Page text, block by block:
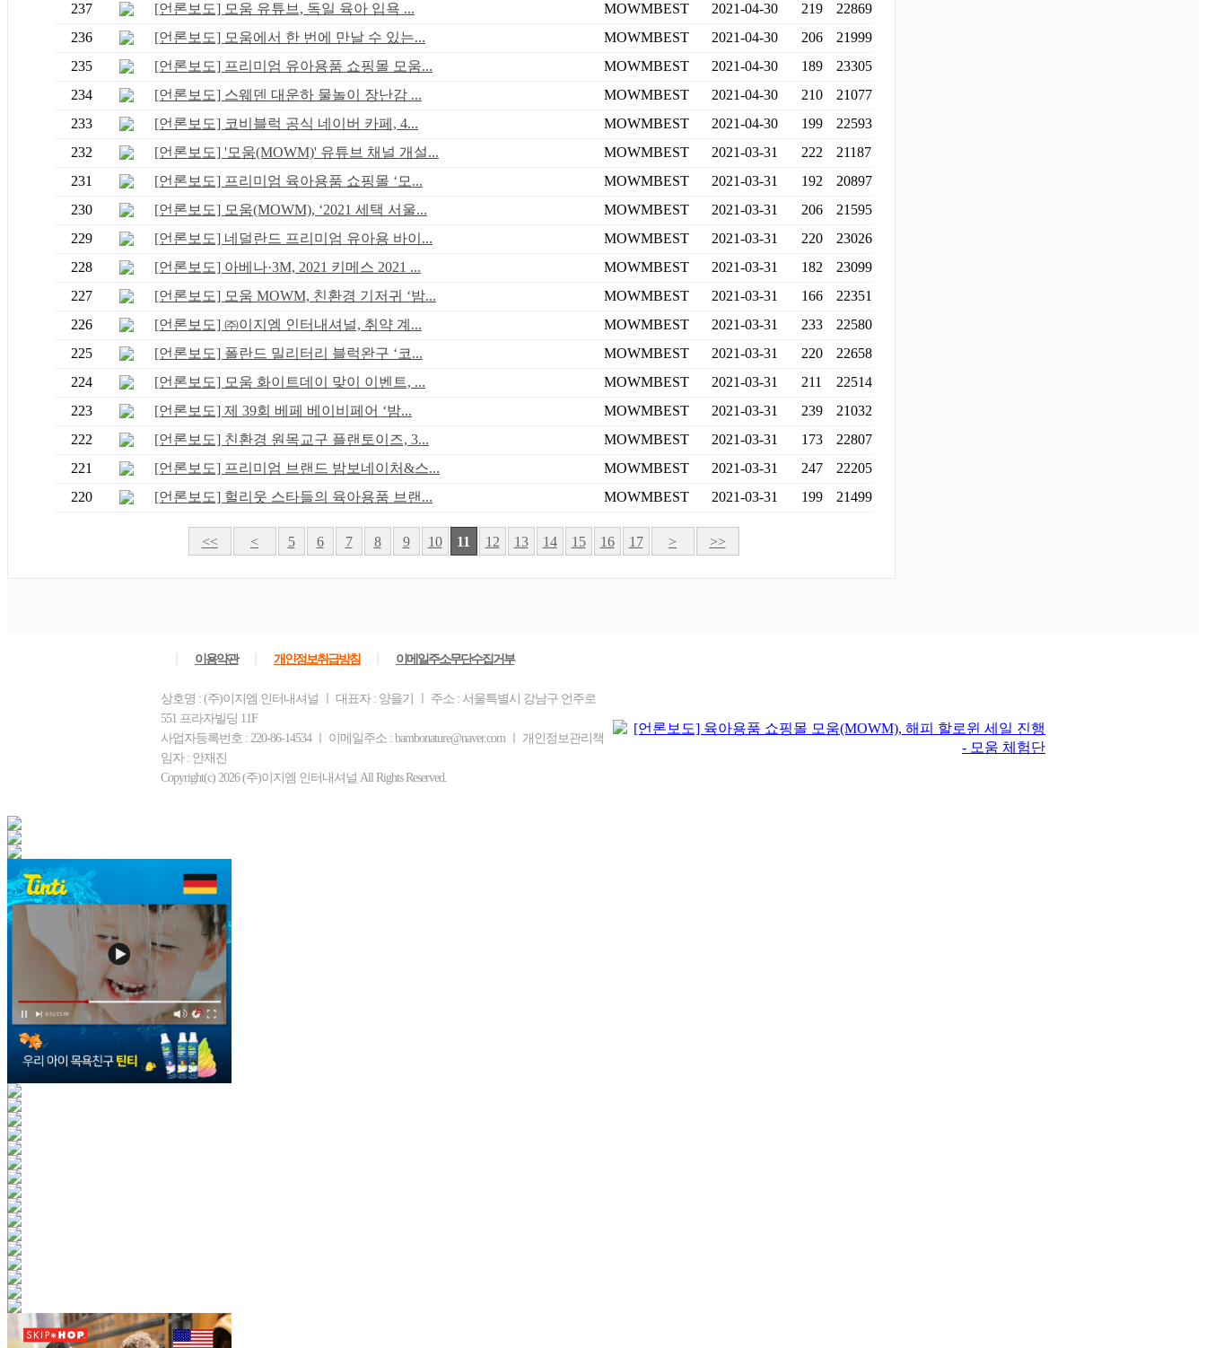
237
[언론보도] 모움 유튜브, 독일 육아 입욕 ... MOWMBEST 2021-04-30 219
22869
236
[언론보도] 모움에서 한 번에 만날 수 있는... MOWMBEST 2021-04-30 206
21999
235
[언론보도] 프리미엄 유아용품 쇼핑몰 모움... MOWMBEST 2021-04-30 189
23305
234
[언론보도] 스웨덴 대운하 물놀이 장난감 ... MOWMBEST 2021-04-30 210
21077
233
[언론보도] 코비블럭 공식 네이버 카페, 4... MOWMBEST 2021-04-30 199
22593
232
[언론보도] '모움(MOWM)' 유튜브 채널 개설... MOWMBEST 2021-03-31 222
21187
231
[언론보도] 프리미엄 육아용품 쇼핑몰 ‘모... MOWMBEST 2021-03-31 192
20897
230
[언론보도] 모움(MOWM), ‘2021 세택 서울... MOWMBEST 2021-03-31 206
21595
229
[언론보도] 네덜란드 프리미엄 유아용 바이... MOWMBEST 2021-03-31 220
23026
228
[언론보도] 아베나·3M, 2021 키메스 2021 ... MOWMBEST 2021-03-31 182
23099
227
[언론보도] 모움 MOWM, 친환경 기저귀 ‘밤... MOWMBEST 2021-03-31 166
22351
226
[언론보도] ㈜이지엠 인터내셔널, 취약 계... MOWMBEST 2021-03-31 233
22580
225
[언론보도] 폴란드 밀리터리 블럭완구 ‘코... MOWMBEST 2021-03-31 220
22658
224
[언론보도] 모움 화이트데이 맞이 이벤트, ... MOWMBEST 2021-03-31 211
22514
223
[언론보도] 제 39회 베페 베이비페어 ‘밤... MOWMBEST 2021-03-31 239
21032
222
[언론보도] 친환경 원목교구 플랜토이즈, 3... MOWMBEST 2021-03-31 173
22807
221
[언론보도] 프리미엄 브랜드 밤보네이처&스... MOWMBEST 2021-03-31 247
22205
220
[언론보도] 헐리웃 스타들의 육아용품 브랜... MOWMBEST 2021-03-31 199 21499
<< < 5 6 7 8 9 10 11 12 13 14 15 16 17 > >>
이용약관 개인정보취급방침 이메일주소무단수집거부
상호명 : (주)이지엠 인터내셔널 ㅣ 대표자 : 양을기 ㅣ 주소 : 서울특별시 강남구 언주로
551 프라자빌딩 11F
사업자등록번호 : 220-86-14534 ㅣ 이메일주소 : bambonature@naver.com ㅣ 개인정보관리책
임자 : 안재진
Copyright(c) 2026 (주)이지엠 인터내셔널 All Rights Reserved.